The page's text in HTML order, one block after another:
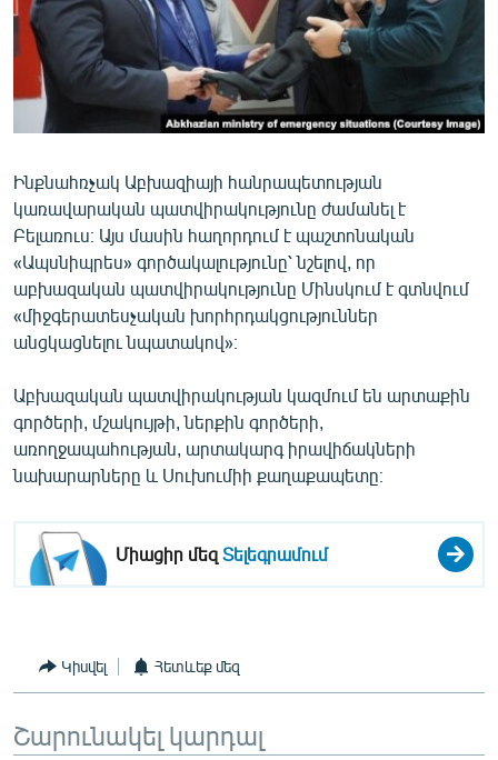
ՄԻՋԱԶԳԱՅԻՆ
ՄՇԱԿՈՒՅԹ
ՍՊՈՐՏ
ՄԵԿՆԱԲԱՆՈՒԹՅՈՒՆ
ՏՏ ԵՒ ԻՆՏԵՐՆԵՏ
ԿՈՐՈՆԱՎԻՐՈՒՍ
ԱՐԽԻՎ
ՏԵՍԱՆՅՈՒԹԵՐ
ԲԱՆԱՎԵՃ
ՓՈԴՔԱՍԹ
Հայերեն
English
Русский
Ինքնահռչակ Աբխազիայի հանրապետության
կառավարական պատվիրակությունը ժամանել է
Բելառուս։ Այս մասին հաղորդում է պաշտոնական
«Ապսնիպրես» գործակալությունը՝ նշելով, որ
աբխազական պատվիրակությունը Մինսկում է գտնվում
«միջգերատեսչական խորհրդակցություններ
անցկացնելու նպատակով»։
Աբխազական պատվիրակության կազմում են արտաքին
գործերի, մշակույթի, ներքին գործերի,
առողջապահության, արտակարգ իրավիճակների
նախարարները և Սուխումիի քաղաքապետը։
Միացիր մեզՏելեգրամում
Կիսվել Հետևեք մեզ
Շարունակել կարդալ